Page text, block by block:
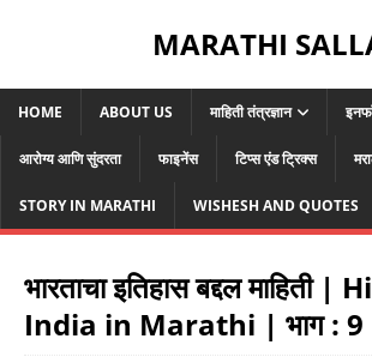
MARATHI
HOME ABOUT US माहिती तंत्रज्ञान
आरोग्य आणि सुंदरता फाइनेंस टिप्स एंड ट्रिक्स
STORY IN MARATHI WISHESH AND QUOTES
भारताचा इतिहास बद्दल माहिती
India in Marathi | भाग : 9